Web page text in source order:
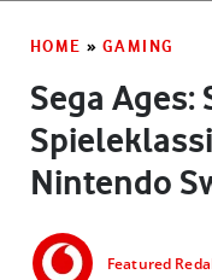
HOME » GAMING
Sega Ages:
Nintendo
Featured